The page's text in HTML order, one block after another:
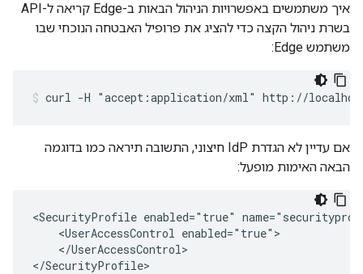
איך משתמשים באפשרויות הניהול הבאות ב-Edge קריאה ל-API
בשרת ניהול הקצה כדי להציג את פרופיל האבטחה הנוכחי שבו
משתמש Edge:
curl -H "accept:application/xml" http://
אם עדיין לא הגדרת IdP חיצוני, התשובה תיראה כמו בדוגמה
הבאה האימות מופעל:
<SecurityProfile enabled="true"
    <UserAccessControl enabled="true">
    </UserAccessControl>
</SecurityProfile>